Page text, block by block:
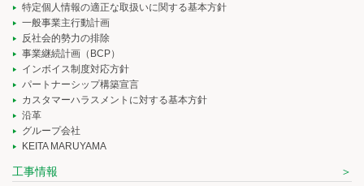
特定個人情報の適正な取扱いに関する基本方針
一般事業主行動計画
反社会的勢力の排除
事業継続計画（BCP）
インボイス制度対応方針
パートナーシップ構築宣言
カスタマーハラスメントに対する基本方針
沿革
グループ会社
KEITA MARUYAMA
工事情報